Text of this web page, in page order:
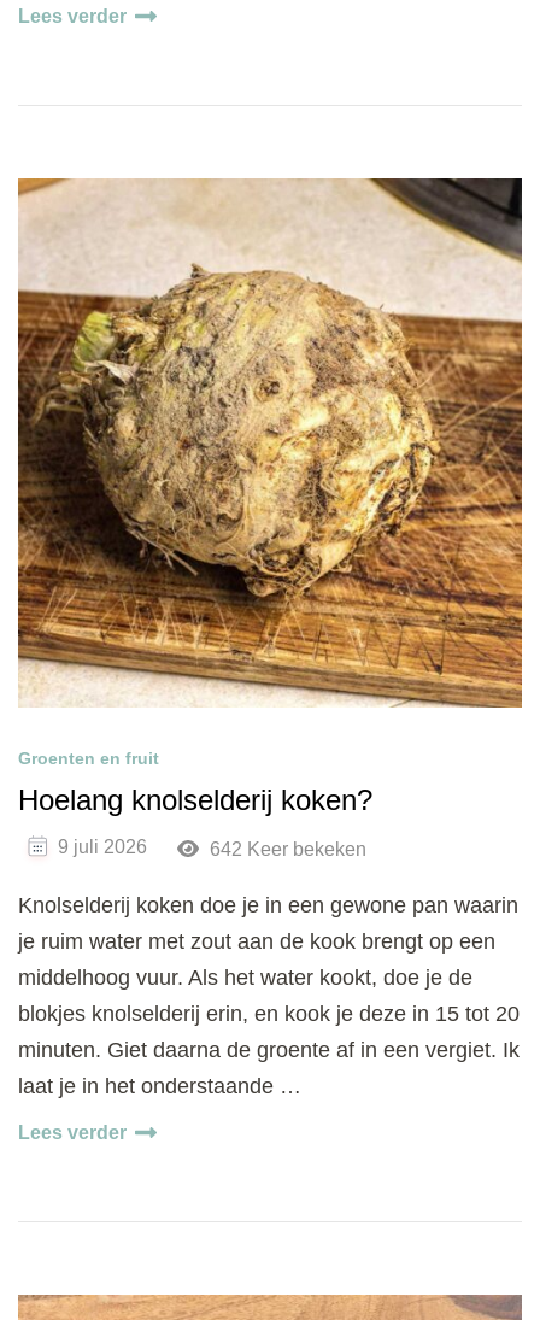
Lees verder
Groenten en fruit
Hoelang knolselderij koken?
9 juli 2026 642 Keer bekeken
Knolselderij koken doe je in een gewone pan waarin
je ruim water met zout aan de kook brengt op een
middelhoog vuur. Als het water kookt, doe je de
blokjes knolselderij erin, en kook je deze in 15 tot 20
minuten. Giet daarna de groente af in een vergiet. Ik
laat je in het onderstaande …
Lees verder